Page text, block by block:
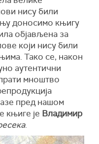
нису били
доносимо књигу
објављена за
који нису били
Тако се, након
аутентични
мноштво
пред нашом
књиге је Владимир
.